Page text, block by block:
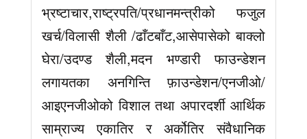
भ्रष्टाचार,राष्ट्रपति/प्रधानमन्त्रीको फजुल
खर्च/विलासी शैली /ढाँटबाँट,आसेपासेको बाक्लो
घेरा/उदण्ड शैली,मदन भण्डारी फाउन्डेशन
लगायतका अनगिन्ति फ़ाउन्डेशन/एनजीओ/
आइएनजीओको विशाल तथा अपारदर्शी आर्थिक
साम्राज्य एकातिर र अर्कोतिर संवैधानिक